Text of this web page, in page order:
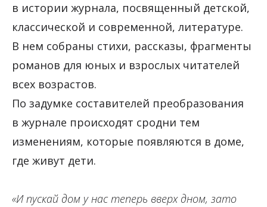
в истории журнала, посвященный детской,
классической и современной, литературе.
В нем собраны стихи, рассказы, фрагменты
романов для юных и взрослых читателей
всех возрастов.
По задумке составителей преобразования
в журнале происходят сродни тем
изменениям, которые появляются в доме,
где живут дети.
«И пускай дом у нас теперь вверх дном, зато